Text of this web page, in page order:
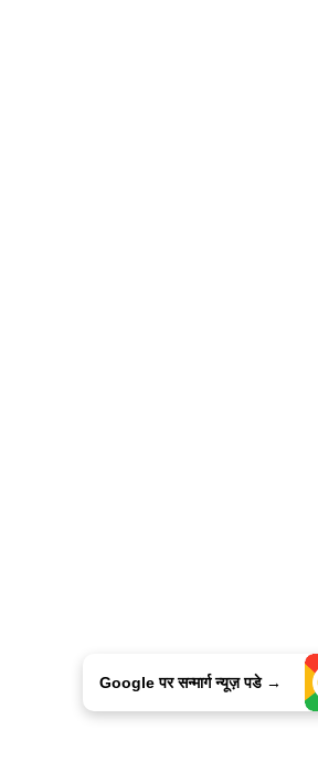
Google पर सन्मार्ग न्यूज़ पडे →